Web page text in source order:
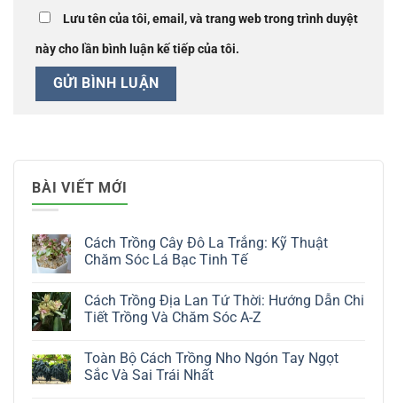
Lưu tên của tôi, email, và trang web trong trình duyệt
này cho lần bình luận kế tiếp của tôi.
BÀI VIẾT MỚI
Cách Trồng Cây Đô La Trắng: Kỹ Thuật
Chăm Sóc Lá Bạc Tinh Tế
bình
luận
Cây
Đô
La
Cách Trồng Địa Lan Tứ Thời: Hướng Dẫn Chi
Tiết Trồng Và Chăm Sóc A-Z
bình
luận
ở
Toàn Bộ Cách Trồng Nho Ngón Tay Ngọt
Sắc Và Sai Trái Nhất